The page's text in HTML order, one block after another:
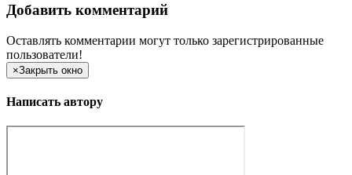
Добавить комментарий
Оставлять комментарии могут только зарегистрированные
пользователи!
×Закрыть окно
Написать автору